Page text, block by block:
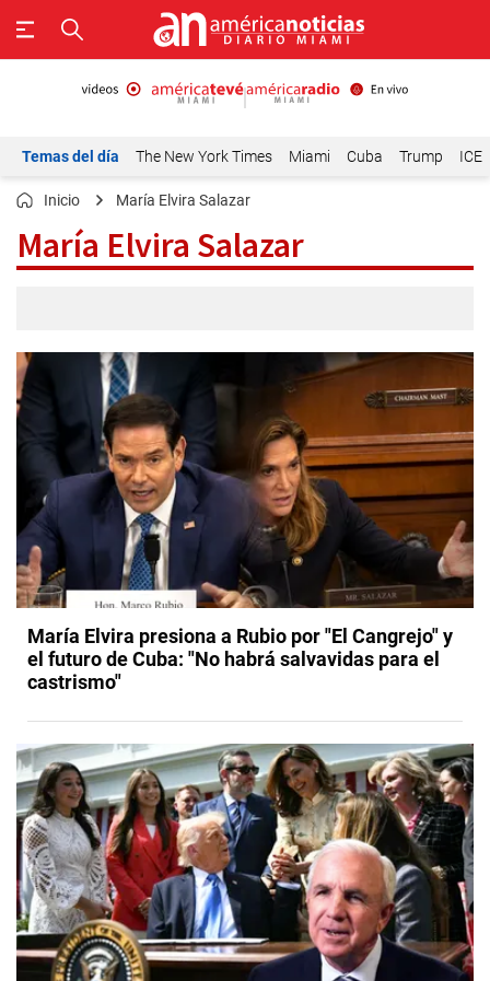
Temas del día The New York Times Miami Cuba Trump ICE
Inicio María Elvira Salazar
María Elvira Salazar
María Elvira presiona a Rubio por "El Cangrejo" y
el futuro de Cuba: "No habrá salvavidas para el
castrismo"